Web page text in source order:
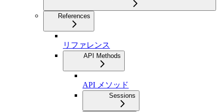
References
リファレンス
API Methods
API メソッド
Sessions